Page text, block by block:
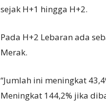
sejak H+1 hingga H+2.
Pada H+2 Lebaran ada
Merak.
“Jumlah ini meningkat
Meningkat 144,2% jika